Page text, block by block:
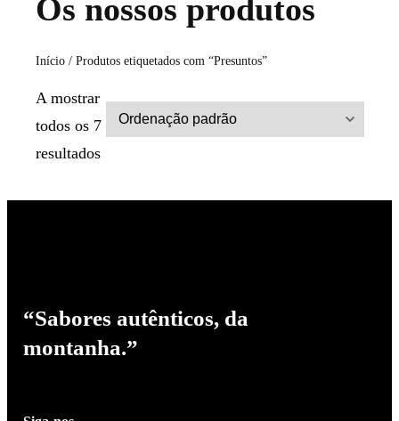
Os nossos produtos
Início/ Produtos etiquetados com “Presuntos”
A mostrar
todos os 7
resultados
“Sabores autênticos, da
montanha.”